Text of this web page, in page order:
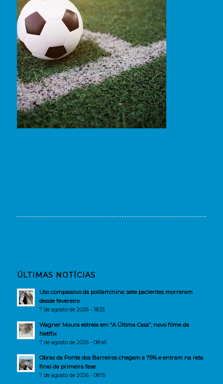
ÚLTIMAS NOTÍCIAS
Uso compassivo da polilaminina: sete pacientes morreram
desde fevereiro
7 de agosto de 2026 - 18:33
Wagner Moura estreia em “A Última Casa”, novo filme da
Netflix
7 de agosto de 2026 - 08:46
Obras da Ponte dos Barreiros chegam a 75% e entram na reta
final da primeira fase
7 de agosto de 2026 - 08:15